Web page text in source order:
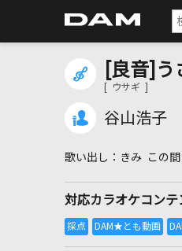
[良音]う
[ ウサギ ]
谷山浩子
きみ この
対応カラオケコンテ